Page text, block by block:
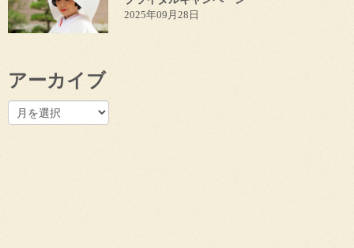
2025年09月28日
アーカイブ